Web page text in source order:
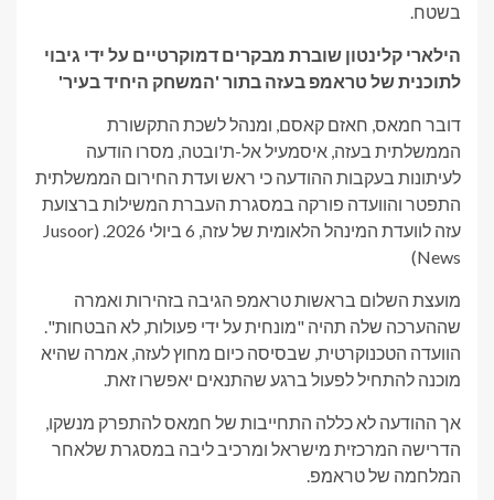
בשטח.
הילארי קלינטון שוברת מבקרים דמוקרטיים על ידי גיבוי
לתוכנית של טראמפ בעזה בתור 'המשחק היחיד בעיר'
דובר חמאס, חאזם קאסם, ומנהל לשכת התקשורת
הממשלתית בעזה, איסמעיל אל-ת'ובטה, מסרו הודעה
לעיתונות בעקבות ההודעה כי ראש ועדת החירום הממשלתית
התפטר והוועדה פורקה במסגרת העברת המשילות ברצועת
עזה לוועדת המינהל הלאומית של עזה, 6 ביולי 2026.
(Jusoor
News)
מועצת השלום בראשות טראמפ הגיבה בזהירות ואמרה
שההערכה שלה תהיה "מונחית על ידי פעולות, לא הבטחות".
הוועדה הטכנוקרטית, שבסיסה כיום מחוץ לעזה, אמרה שהיא
מוכנה להתחיל לפעול ברגע שהתנאים יאפשרו זאת.
אך ההודעה לא כללה התחייבות של חמאס להתפרק מנשקו,
הדרישה המרכזית מישראל ומרכיב ליבה במסגרת שלאחר
המלחמה של טראמפ.